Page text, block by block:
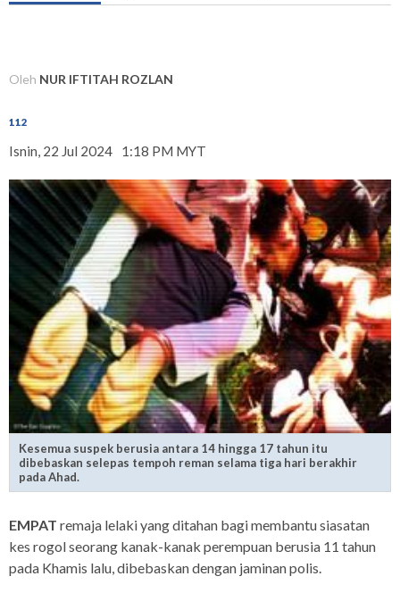
Oleh NUR IFTITAH ROZLAN
112
Isnin, 22 Jul 2024 1:18 PM MYT
Kesemua suspek berusia antara 14 hingga 17 tahun itu
dibebaskan selepas tempoh reman selama tiga hari berakhir
pada Ahad.
EMPAT remaja lelaki yang ditahan bagi membantu siasatan
kes rogol seorang kanak-kanak perempuan berusia 11 tahun
pada Khamis lalu, dibebaskan dengan jaminan polis.